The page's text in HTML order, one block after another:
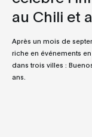
au Chili et
Après un mois de
riche en événements
dans trois villes :
ans.